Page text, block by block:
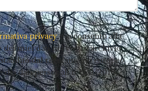
privacye acconsento alla
dei miei dati nel vostro archivio
dal regolamento europeo
dei dati personali n. 679/2016,